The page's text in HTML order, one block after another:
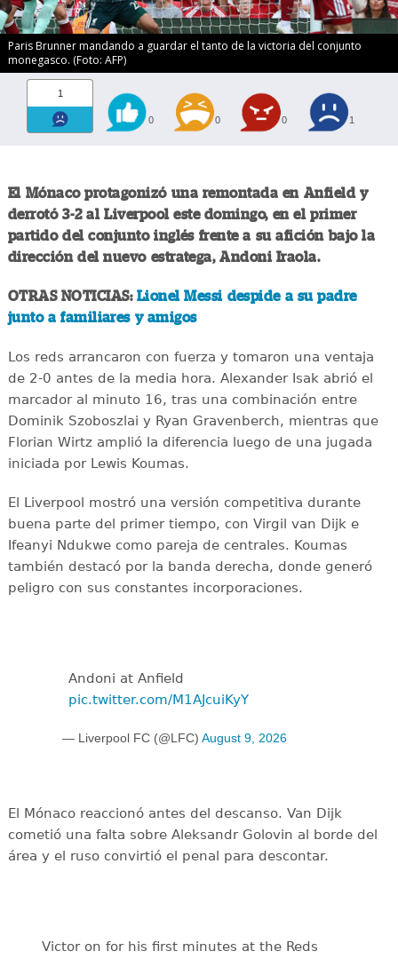
Paris Brunner mandando a guardar el tanto de la victoria del conjunto
monegasco. (Foto: AFP)
1
0 0 0 1
El Mónaco protagonizó una remontada en Anfield y
derrotó 3-2 al Liverpool este domingo, en el primer
partido del conjunto inglés frente a su afición bajo la
dirección del nuevo estratega, Andoni Iraola.
OTRAS NOTICIAS: Lionel Messi despide a su padre
junto a familiares y amigos
Los reds arrancaron con fuerza y tomaron una ventaja
de 2-0 antes de la media hora. Alexander Isak abrió el
marcador al minuto 16, tras una combinación entre
Dominik Szoboszlai y Ryan Gravenberch, mientras que
Florian Wirtz amplió la diferencia luego de una jugada
iniciada por Lewis Koumas.
El Liverpool mostró una versión competitiva durante
buena parte del primer tiempo, con Virgil van Dijk e
Ifeanyi Ndukwe como pareja de centrales. Koumas
también destacó por la banda derecha, donde generó
peligro con sus constantes incorporaciones.
Andoni at Anfield
pic.twitter.com/M1AJcuiKyY
— Liverpool FC (@LFC) August 9, 2026
El Mónaco reaccionó antes del descanso. Van Dijk
cometió una falta sobre Aleksandr Golovin al borde del
área y el ruso convirtió el penal para descontar.
Victor on for his first minutes at the Reds